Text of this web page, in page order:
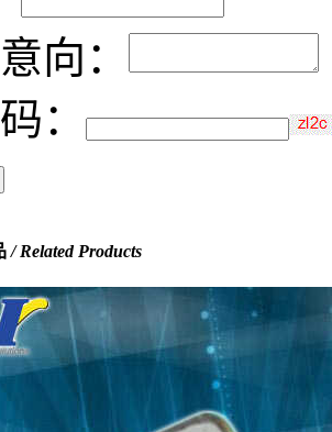
向：
：
/ Related Products